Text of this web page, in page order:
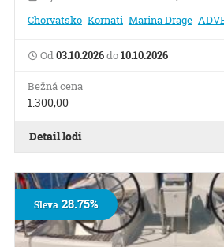
Chorvatsko Kornati Marina Drage
Od03.10.2026do10.10.2026
Bežná cena
1.300,00
Detail lodi
Sleva28.75%